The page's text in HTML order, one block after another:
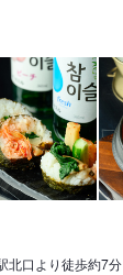
北口より徒歩約7分